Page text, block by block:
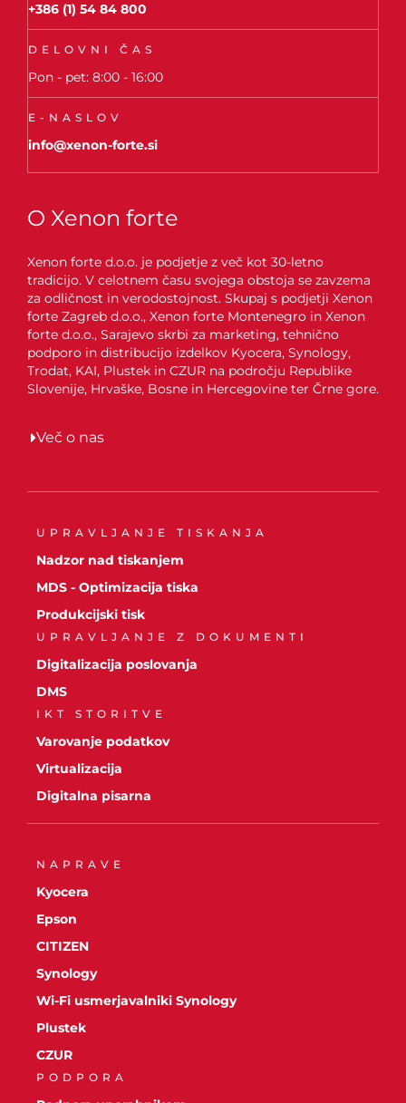
+386 (1) 54 84 800
DELOVNI ČAS
Pon - pet: 8:00 - 16:00
E-NASLOV
info@xenon-forte.si
O Xenon forte
Xenon forte d.o.o. je podjetje z več kot 30-letno
tradicijo. V celotnem času svojega obstoja se zavzema
za odličnost in verodostojnost. Skupaj s podjetji Xenon
forte Zagreb d.o.o., Xenon forte Montenegro in Xenon
forte d.o.o., Sarajevo skrbi za marketing, tehnično
podporo in distribucijo izdelkov Kyocera, Synology,
Trodat, KAI, Plustek in CZUR na področju Republike
Slovenije, Hrvaške, Bosne in Hercegovine ter Črne gore.
Več o nas
UPRAVLJANJE TISKANJA
Nadzor nad tiskanjem
MDS - Optimizacija tiska
Produkcijski tisk
UPRAVLJANJE Z DOKUMENTI
Digitalizacija poslovanja
DMS
IKT STORITVE
Varovanje podatkov
Virtualizacija
Digitalna pisarna
NAPRAVE
Kyocera
Epson
CITIZEN
Synology
Wi-Fi usmerjavalniki Synology
Plustek
CZUR
PODPORA